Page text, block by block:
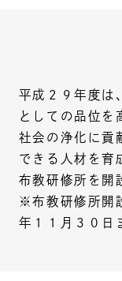
平成２９年度は
としての品位を
社会の浄化に貢
できる人材を育
布教研修所を開
※布教研修所開
年１１月３０日